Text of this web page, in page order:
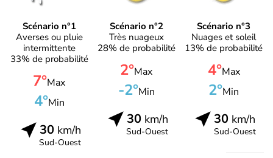
Scénario n°1
Averses ou pluie
intermittente
33% de probabilité
7°Max
4°Min
30km/h
Sud-Ouest
Scénario n°2
Très nuageux
28% de probabilité
2°Max
-2°Min
30km/h
Sud-Ouest
Scénario n°3
Nuages et soleil
13% de probabilité
4°Max
2°Min
30 km/h
Sud-Ouest